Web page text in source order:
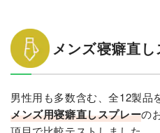
メンズ寝癖直
男性用も多数含む、全12製品
メンズ用寝癖直しスプレーの